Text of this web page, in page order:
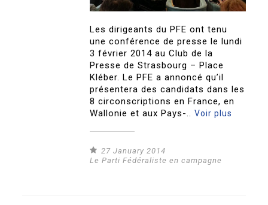
Les dirigeants du PFE ont tenu
une conférence de presse le lundi
3 février 2014 au Club de la
Presse de Strasbourg – Place
Kléber. Le PFE a annoncé qu’il
présentera des candidats dans les
8 circonscriptions en France, en
Wallonie et aux Pays-..Voir plus
27 January 2014
Le Parti Fédéraliste en campagne